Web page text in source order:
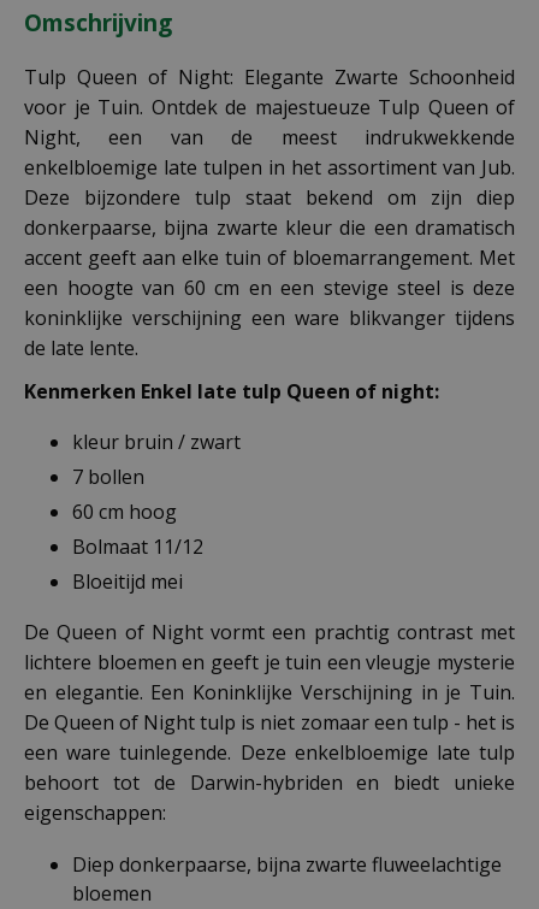
Omschrijving
Tulp Queen of Night: Elegante Zwarte Schoonheid
voor je Tuin. Ontdek de majestueuze Tulp Queen of
Night, een van de meest indrukwekkende
enkelbloemige late tulpen in het assortiment van Jub.
Deze bijzondere tulp staat bekend om zijn diep
donkerpaarse, bijna zwarte kleur die een dramatisch
accent geeft aan elke tuin of bloemarrangement. Met
een hoogte van 60 cm en een stevige steel is deze
koninklijke verschijning een ware blikvanger tijdens
de late lente.
Kenmerken Enkel late tulp Queen of night:
kleur bruin / zwart
7 bollen
60 cm hoog
Bolmaat 11/12
Bloeitijd mei
De Queen of Night vormt een prachtig contrast met
lichtere bloemen en geeft je tuin een vleugje mysterie
en elegantie. Een Koninklijke Verschijning in je Tuin.
De Queen of Night tulp is niet zomaar een tulp - het is
een ware tuinlegende. Deze enkelbloemige late tulp
behoort tot de Darwin-hybriden en biedt unieke
eigenschappen:
Diep donkerpaarse, bijna zwarte fluweelachtige
bloemen